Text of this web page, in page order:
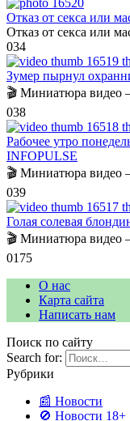
Отказ от секса или
Отказ от секса или
034
Зумер пырнул
🎬 Миниатюра видео
038
Рабочее утро
INFOPULSE
🎬 Миниатюра видео
039
Голая солевая
🎬 Миниатюра видео
0175
О нас
Карта сайта
Написать нам
Поиск по сайту
Search for:
Рубрики
📰 Новости
🚫 Новости 18+